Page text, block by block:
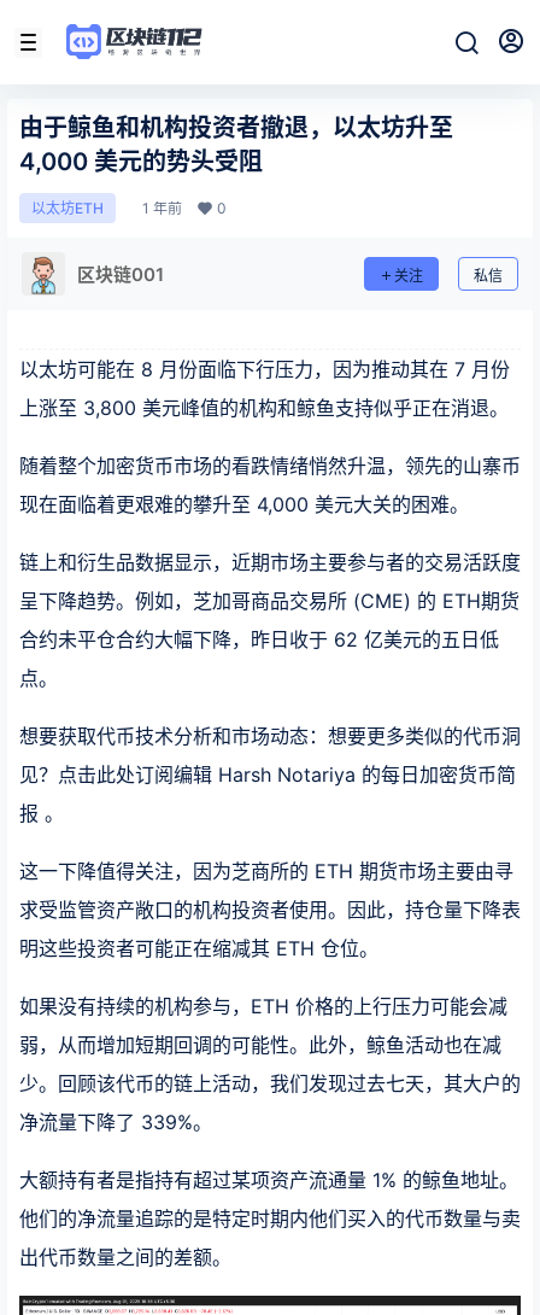
由于鲸鱼和机构投资者撤退，以太坊升至
4,000 美元的势头受阻
以太坊ETH 1 年前 0
区块链001 关注 私信
以太坊可能在 8 月份面临下行压力，因为推动其在 7 月份
上涨至 3,800 美元峰值的机构和鲸鱼支持似乎正在消退。
随着整个加密货币市场的看跌情绪悄然升温，领先的山寨币
现在面临着更艰难的攀升至 4,000 美元大关的困难。
链上和衍生品数据显示，近期市场主要参与者的交易活跃度
呈下降趋势。例如，芝加哥商品交易所 (CME) 的 ETH期货
合约未平仓合约大幅下降，昨日收于 62 亿美元的五日低
点。
想要获取代币技术分析和市场动态：想要更多类似的代币洞
见？点击此处订阅编辑 Harsh Notariya 的每日加密货币简
报 。
这一下降值得关注，因为芝商所的 ETH 期货市场主要由寻
求受监管资产敞口的机构投资者使用。因此，持仓量下降表
明这些投资者可能正在缩减其 ETH 仓位。
如果没有持续的机构参与，ETH 价格的上行压力可能会减
弱，从而增加短期回调的可能性。此外，鲸鱼活动也在减
少。回顾该代币的链上活动，我们发现过去七天，其大户的
净流量下降了 339%。
大额持有者是指持有超过某项资产流通量 1% 的鲸鱼地址。
他们的净流量追踪的是特定时期内他们买入的代币数量与卖
出代币数量之间的差额。